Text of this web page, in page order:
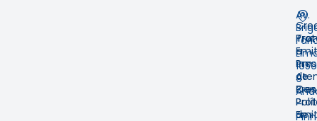
em
e
de
de
Av.
9º
–